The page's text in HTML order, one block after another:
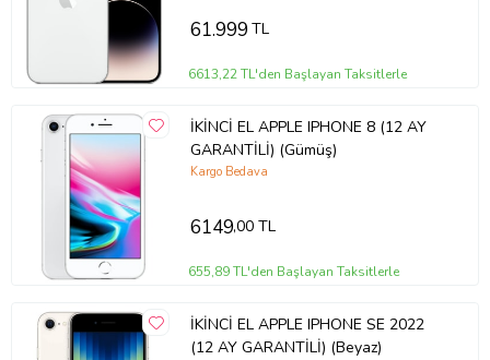
61.999TL
6613,22 TL'den Başlayan Taksitlerle
İKİNCİ EL APPLE IPHONE 8 (12 AY
GARANTİLİ) (Gümüş)
Kargo Bedava
6149,00 TL
655,89 TL'den Başlayan Taksitlerle
İKİNCİ EL APPLE IPHONE SE 2022
(12 AY GARANTİLİ) (Beyaz)